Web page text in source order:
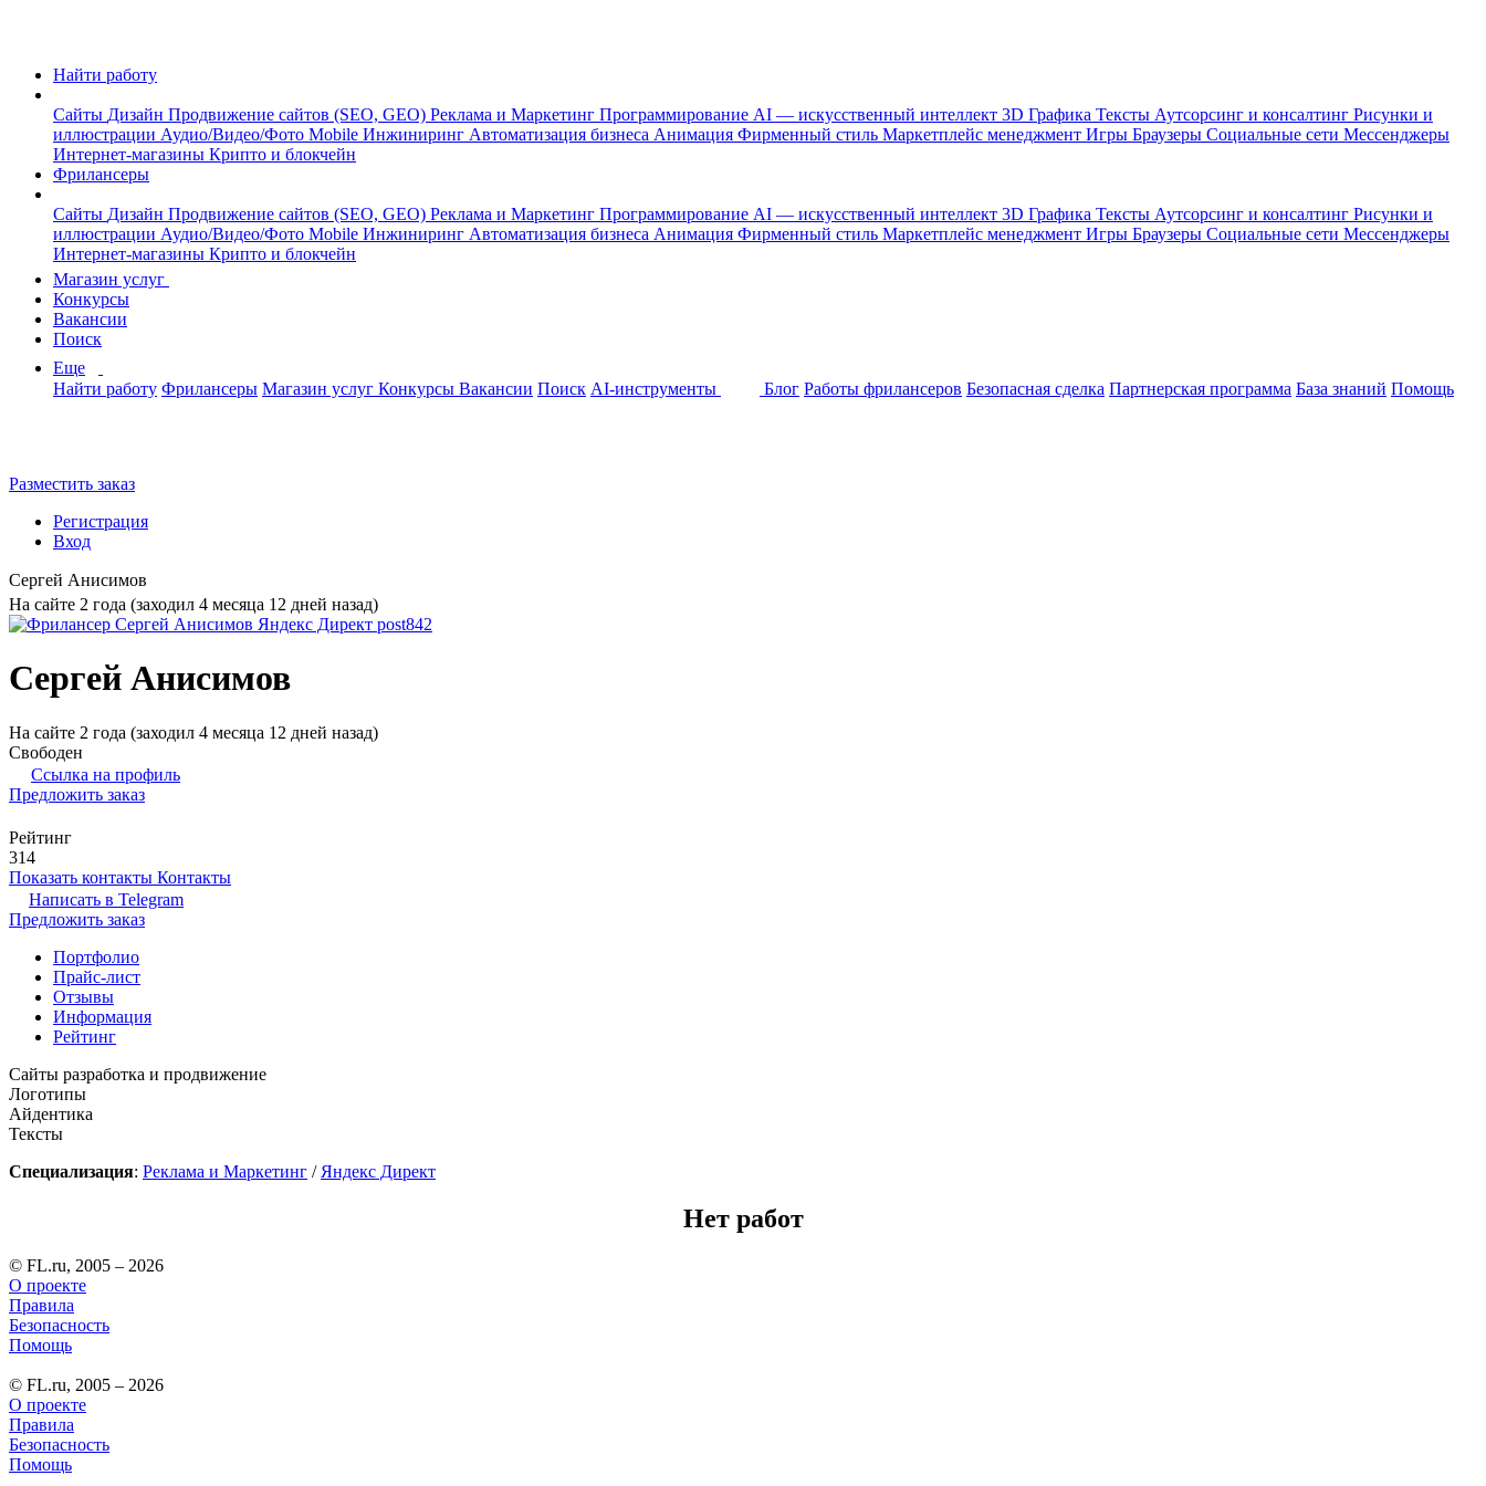
Найти работу
Сайты Дизайн Продвижение сайтов (SEO, GEO) Реклама и Маркетинг Программирование AI — искусственный интеллект 3D Графика Тексты Аутсорсинг и консалтинг Рисунки и
иллюстрации Аудио/Видео/Фото Mobile Инжиниринг Автоматизация бизнеса Анимация Фирменный стиль Маркетплейс менеджмент Игры Браузеры Социальные сети Мессенджеры
Интернет-магазины Крипто и блокчейн
Фрилансеры
Сайты Дизайн Продвижение сайтов (SEO, GEO) Реклама и Маркетинг Программирование AI — искусственный интеллект 3D Графика Тексты Аутсорсинг и консалтинг Рисунки и
иллюстрации Аудио/Видео/Фото Mobile Инжиниринг Автоматизация бизнеса Анимация Фирменный стиль Маркетплейс менеджмент Игры Браузеры Социальные сети Мессенджеры
Интернет-магазины Крипто и блокчейн
Магазин услуг
Конкурсы
Вакансии
Поиск
Еще
Найти работу Фрилансеры Магазин услуг Конкурсы Вакансии Поиск AI-инструменты Блог Работы фрилансеров Безопасная сделка Партнерская программа База знаний Помощь
Разместить заказ
Регистрация
Вход
Сергей Анисимов
На сайте 2 года (заходил 4 месяца 12 дней назад)
Сергей Анисимов
На сайте 2 года (заходил 4 месяца 12 дней назад)
Свободен
Ссылка на профиль
Предложить заказ
Рейтинг
314
Показать контакты Контакты
Написать в Telegram
Предложить заказ
Портфолио
Прайс-лист
Отзывы
Информация
Рейтинг
Сайты разработка и продвижение
Логотипы
Айдентика
Тексты
Специализация: Реклама и Маркетинг / Яндекс Директ
Нет работ
© FL.ru, 2005 – 2026
О проекте
Правила
Безопасность
Помощь
© FL.ru, 2005 – 2026
О проекте
Правила
Безопасность
Помощь